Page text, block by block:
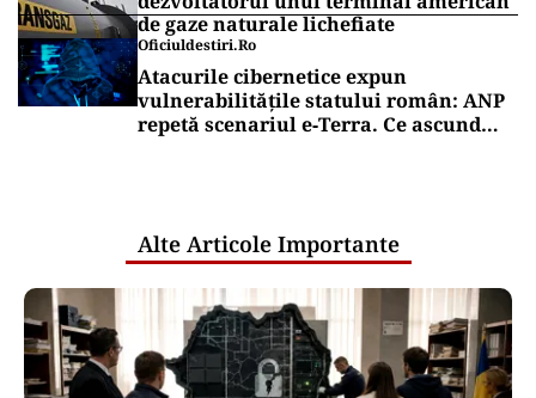
de gaze naturale lichefiate
Oficiuldestiri.ro
Atacurile cibernetice expun
vulnerabilitățile statului român: ANP
repetă scenariul e‑Terra. Ce ascund
Alte Articole Importante